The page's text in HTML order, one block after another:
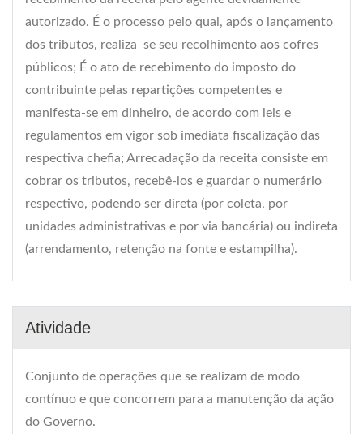
autorizado. É o processo pelo qual, após o lançamento
dos tributos, realiza  se seu recolhimento aos cofres
públicos; É o ato de recebimento do imposto do
contribuinte pelas repartições competentes e
manifesta-se em dinheiro, de acordo com leis e
regulamentos em vigor sob imediata fiscalização das
respectiva chefia; Arrecadação da receita consiste em
cobrar os tributos, recebê-los e guardar o numerário
respectivo, podendo ser direta (por coleta, por
unidades administrativas e por via bancária) ou indireta
(arrendamento, retenção na fonte e estampilha).
Atividade
Conjunto de operações que se realizam de modo
contínuo e que concorrem para a manutenção da ação
do Governo.